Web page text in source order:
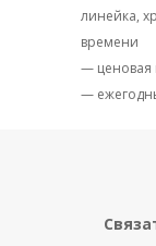
линейка,
времени
— ценовая
—